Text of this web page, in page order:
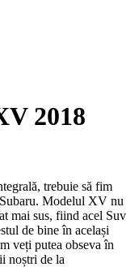
2018
trebuie să fim
Modelul XV nu
mai sus, fiind acel Suv
de bine în același
veți putea obseva în
noștri de la